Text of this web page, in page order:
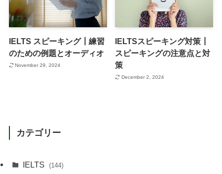
IELTS スピーキング┃練習
のための例題とオーディオ
November 29, 2024
IELTSスピーキング対策┃
スピーキングの注意点と対
策
December 2, 2024
カテゴリー
IELTS (144)